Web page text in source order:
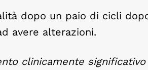
dopo un paio di cicli
avere alterazioni.
clinicamente